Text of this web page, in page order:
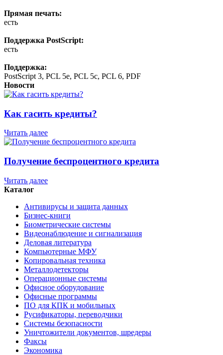
Прямая печать:
есть
Поддержка PostScript:
есть
Поддержка:
PostScript 3, PCL 5e, PCL 5c, PCL 6, PDF
Новости
Как гасить кредиты?
Читать далее
Получение беспроцентного кредита
Читать далее
Каталог
Антивирусы и защита данных
Бизнес-книги
Биометрические системы
Видеонаблюдение и сигнализация
Деловая литература
Компьютерные МФУ
Копировальная техника
Металлодетекторы
Операционные системы
Офисное оборудование
Офисные программы
ПО для КПК и мобильных
Русификаторы, переводчики
Системы безопасности
Уничтожители документов, шредеры
Факсы
Экономика